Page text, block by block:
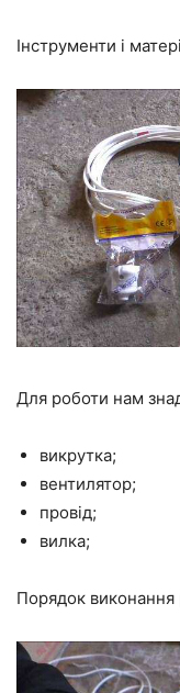
Інструменти і
Для роботи нам
викрутка;
вентилятор;
провід;
вилка;
Порядок виконання